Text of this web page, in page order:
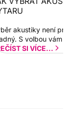
akustiky není pro
S volbou vám
SI VÍCE...